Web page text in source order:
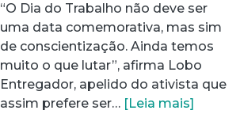
“O Dia do Trabalho não deve ser
uma data comemorativa, mas sim
de conscientização. Ainda temos
muito o que lutar”, afirma Lobo
Entregador, apelido do ativista que
assim prefere ser… [Leia mais]